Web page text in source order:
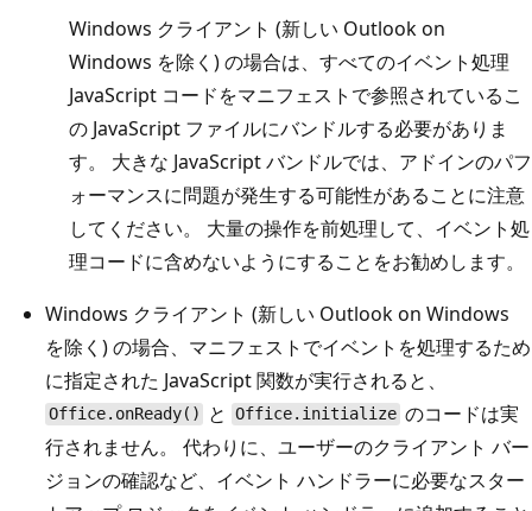
Windows クライアント (新しい Outlook on
Windows を除く) の場合は、すべてのイベント処理
JavaScript コードをマニフェストで参照されているこ
の JavaScript ファイルにバンドルする必要がありま
す。 大きな JavaScript バンドルでは、アドインのパフ
ォーマンスに問題が発生する可能性があることに注意
してください。 大量の操作を前処理して、イベント処
理コードに含めないようにすることをお勧めします。
Windows クライアント (新しい Outlook on Windows
を除く) の場合、マニフェストでイベントを処理するため
に指定された JavaScript 関数が実行されると、
Office.onReady() と Office.initialize のコードは実
行されません。 代わりに、ユーザーのクライアント バー
ジョンの確認など、イベント ハンドラーに必要なスター